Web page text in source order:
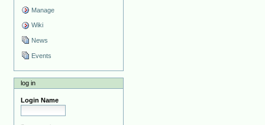
Manage
Wiki
News
Events
log in
Login Name